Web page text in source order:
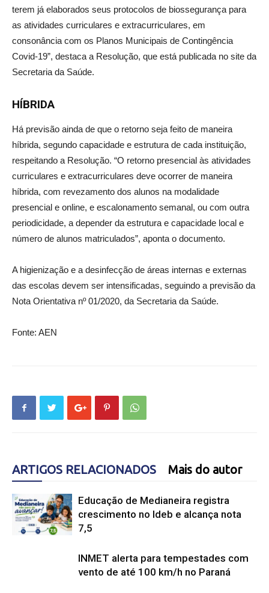
terem já elaborados seus protocolos de biossegurança para
as atividades curriculares e extracurriculares, em
consonância com os Planos Municipais de Contingência
Covid-19”, destaca a Resolução, que está publicada no site da
Secretaria da Saúde.
HÍBRIDA
Há previsão ainda de que o retorno seja feito de maneira
híbrida, segundo capacidade e estrutura de cada instituição,
respeitando a Resolução. “O retorno presencial às atividades
curriculares e extracurriculares deve ocorrer de maneira
híbrida, com revezamento dos alunos na modalidade
presencial e online, e escalonamento semanal, ou com outra
periodicidade, a depender da estrutura e capacidade local e
número de alunos matriculados”, aponta o documento.
A higienização e a desinfecção de áreas internas e externas
das escolas devem ser intensificadas, seguindo a previsão da
Nota Orientativa nº 01/2020, da Secretaria da Saúde.
Fonte: AEN
ARTIGOS RELACIONADOS Mais do autor
Educação de Medianeira registra
crescimento no Ideb e alcança nota
7,5
INMET alerta para tempestades com
vento de até 100 km/h no Paraná